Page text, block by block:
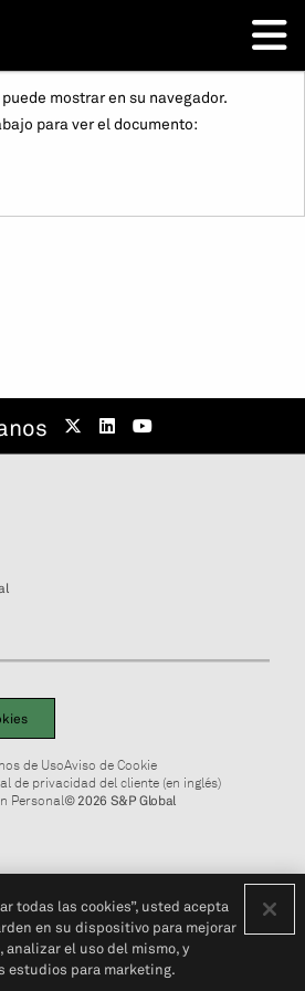
mostrar en su navegador.
para ver el documento:
de UsoAviso de Cookie
de privacidad del cliente (en inglés)
Personal© 2026 S&P Global
todas las cookies”, usted acepta
en su dispositivo para mejorar
analizar el uso del mismo, y
estudios para marketing.